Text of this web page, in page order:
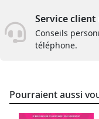
Service
Conseils
téléphone.
Pourraient aussi